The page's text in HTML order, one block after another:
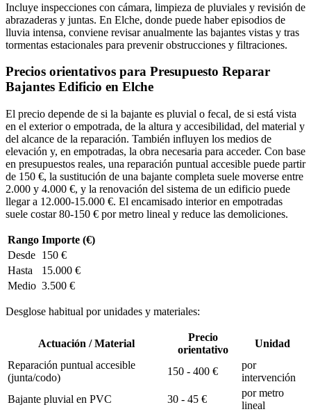
Incluye inspecciones con cámara, limpieza de pluviales y revisión de
abrazaderas y juntas. En Elche, donde puede haber episodios de
lluvia intensa, conviene revisar anualmente las bajantes vistas y tras
tormentas estacionales para prevenir obstrucciones y filtraciones.
Precios orientativos para Presupuesto Reparar
Bajantes Edificio en Elche
El precio depende de si la bajante es pluvial o fecal, de si está vista
en el exterior o empotrada, de la altura y accesibilidad, del material y
del alcance de la reparación. También influyen los medios de
elevación y, en empotradas, la obra necesaria para acceder. Con base
en presupuestos reales, una reparación puntual accesible puede partir
de 150 €, la sustitución de una bajante completa suele moverse entre
2.000 y 4.000 €, y la renovación del sistema de un edificio puede
llegar a 12.000-15.000 €. El encamisado interior en empotradas
suele costar 80-150 € por metro lineal y reduce las demoliciones.
Rango Importe (€)
Desde 150 €
Hasta
15.000 €
Medio 3.500 €
Desglose habitual por unidades y materiales:
Actuación / Material
Precio
orientativo
Unidad
Reparación puntual accesible
(junta/codo)
150 - 400 €
por
intervención
Bajante pluvial en PVC
30 - 45 €
por metro
lineal